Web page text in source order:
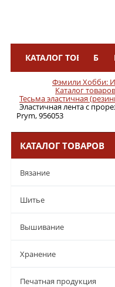
КАТАЛОГ ТОВАРОВ
Фэмили Хобби:
Каталог товаров
Тесьма эластичная
Эластичная лента с
Prym, 956053
КАТАЛОГ ТОВАРОВ
Вязание
Шитье
Вышивание
Хранение
Печатная продукция